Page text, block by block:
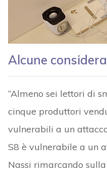
Alcune
“Almeno sei lettori di
cinque produttori
vulnerabili a un
S8 è vulnerabile a un
Nassi rimarcando